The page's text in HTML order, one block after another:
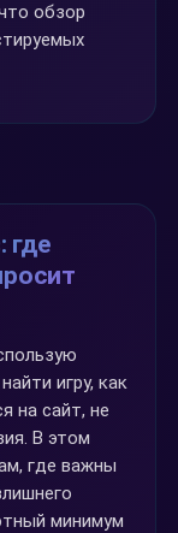
обзор
где
игру, как
на сайт, не
В этом
где важны
минимум